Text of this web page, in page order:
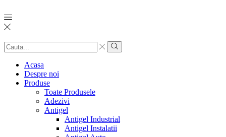
Search
input
Search
Acasa
Despre noi
Produse
Toate Produsele
Adezivi
Antigel
Antigel Industrial
Antigel Instalatii